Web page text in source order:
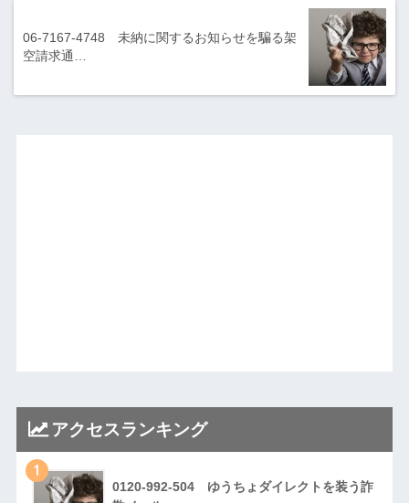
06-7167-4748 未納に関するお知らせを騙る架
空請求通…
アクセスランキング
1
0120-992-504 ゆうちょダイレクトを装う詐